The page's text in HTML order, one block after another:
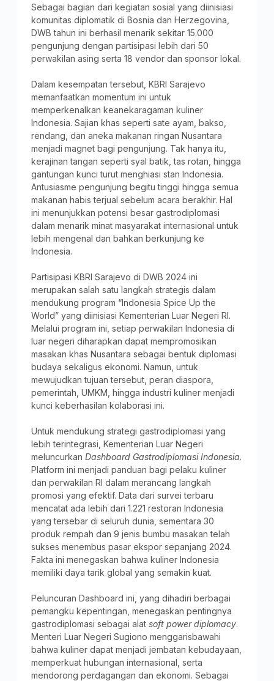
Sebagai bagian dari kegiatan sosial yang diinisiasi
komunitas diplomatik di Bosnia dan Herzegovina,
DWB tahun ini berhasil menarik sekitar 15.000
pengunjung dengan partisipasi lebih dari 50
perwakilan asing serta 18 vendor dan sponsor lokal.
Dalam kesempatan tersebut, KBRI Sarajevo
memanfaatkan momentum ini untuk
memperkenalkan keanekaragaman kuliner
Indonesia. Sajian khas seperti sate ayam, bakso,
rendang, dan aneka makanan ringan Nusantara
menjadi magnet bagi pengunjung. Tak hanya itu,
kerajinan tangan seperti syal batik, tas rotan, hingga
gantungan kunci turut menghiasi stan Indonesia.
Antusiasme pengunjung begitu tinggi hingga semua
makanan habis terjual sebelum acara berakhir. Hal
ini menunjukkan potensi besar gastrodiplomasi
dalam menarik minat masyarakat internasional untuk
lebih mengenal dan bahkan berkunjung ke
Indonesia.
Partisipasi KBRI Sarajevo di DWB 2024 ini
merupakan salah satu langkah strategis dalam
mendukung program “Indonesia Spice Up the
World” yang diinisiasi Kementerian Luar Negeri RI.
Melalui program ini, setiap perwakilan Indonesia di
luar negeri diharapkan dapat mempromosikan
masakan khas Nusantara sebagai bentuk diplomasi
budaya sekaligus ekonomi. Namun, untuk
mewujudkan tujuan tersebut, peran diaspora,
pemerintah, UMKM, hingga industri kuliner menjadi
kunci keberhasilan kolaborasi ini.
Untuk mendukung strategi gastrodiplomasi yang
lebih terintegrasi, Kementerian Luar Negeri
meluncurkan Dashboard Gastrodiplomasi Indonesia.
Platform ini menjadi panduan bagi pelaku kuliner
dan perwakilan RI dalam merancang langkah
promosi yang efektif. Data dari survei terbaru
mencatat ada lebih dari 1.221 restoran Indonesia
yang tersebar di seluruh dunia, sementara 30
produk rempah dan 9 jenis bumbu masakan telah
sukses menembus pasar ekspor sepanjang 2024.
Fakta ini menegaskan bahwa kuliner Indonesia
memiliki daya tarik global yang semakin kuat.
Peluncuran Dashboard ini, yang dihadiri berbagai
pemangku kepentingan, menegaskan pentingnya
gastrodiplomasi sebagai alat soft power diplomacy.
Menteri Luar Negeri Sugiono menggarisbawahi
bahwa kuliner dapat menjadi jembatan kebudayaan,
memperkuat hubungan internasional, serta
mendorong perdagangan dan ekonomi. Sebagai